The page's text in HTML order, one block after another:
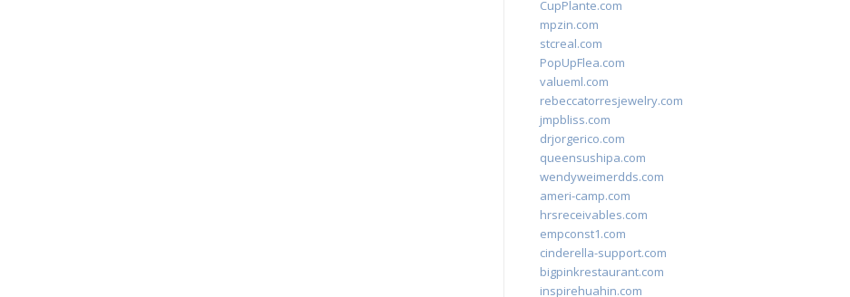
CupPlante.com
mpzin.com
stcreal.com
PopUpFlea.com
valueml.com
rebeccatorresjewelry.com
jmpbliss.com
drjorgerico.com
queensushipa.com
wendyweimerdds.com
ameri-camp.com
hrsreceivables.com
empconst1.com
cinderella-support.com
bigpinkrestaurant.com
inspirehuahin.com